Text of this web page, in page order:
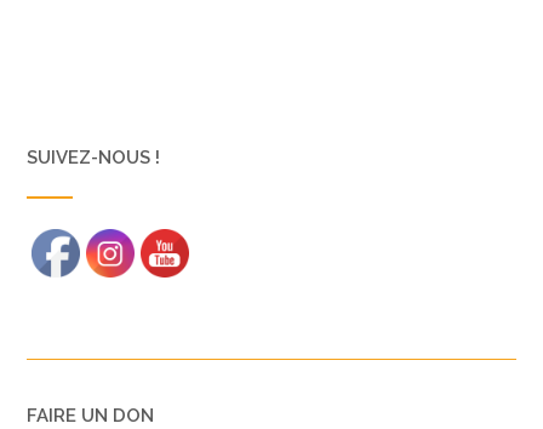
SUIVEZ-NOUS !
FAIRE UN DON